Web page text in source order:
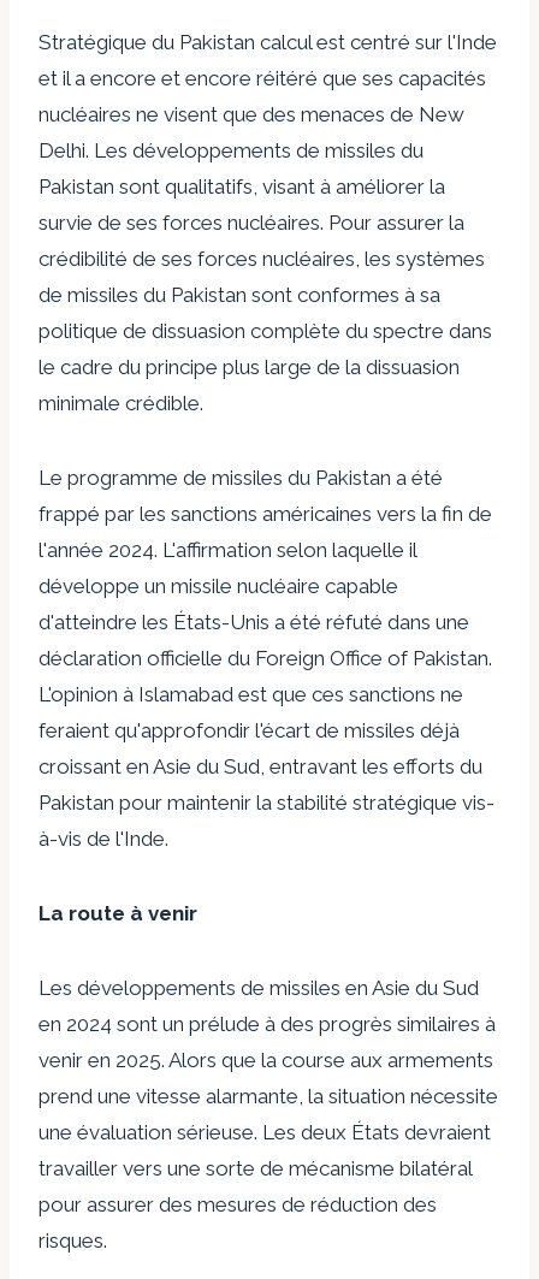
Stratégique du Pakistan calcul est centré sur l'Inde
et il a encore et encore réitéré que ses capacités
nucléaires ne visent que des menaces de New
Delhi. Les développements de missiles du
Pakistan sont qualitatifs, visant à améliorer la
survie de ses forces nucléaires. Pour assurer la
crédibilité de ses forces nucléaires, les systèmes
de missiles du Pakistan sont conformes à sa
politique de dissuasion complète du spectre dans
le cadre du principe plus large de la dissuasion
minimale crédible.
Le programme de missiles du Pakistan a été
frappé par les sanctions américaines vers la fin de
l'année 2024. L'affirmation selon laquelle il
développe un missile nucléaire capable
d'atteindre les États-Unis a été réfuté dans une
déclaration officielle du Foreign Office of Pakistan.
L'opinion à Islamabad est que ces sanctions ne
feraient qu'approfondir l'écart de missiles déjà
croissant en Asie du Sud, entravant les efforts du
Pakistan pour maintenir la stabilité stratégique vis-
à-vis de l'Inde.
La route à venir
Les développements de missiles en Asie du Sud
en 2024 sont un prélude à des progrès similaires à
venir en 2025. Alors que la course aux armements
prend une vitesse alarmante, la situation nécessite
une évaluation sérieuse. Les deux États devraient
travailler vers une sorte de mécanisme bilatéral
pour assurer des mesures de réduction des
risques.